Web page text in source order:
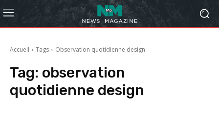
Accueil Tags Observation quotidienne design
Tag: observation
quotidienne design